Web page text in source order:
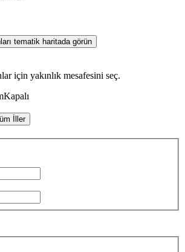
tematik haritada görün
için yakınlık mesafesini seç.
Kapalı
İller